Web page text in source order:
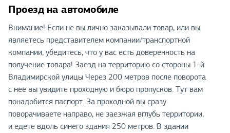
Проезд на автомобиле
Внимание! Если не вы лично заказывали товар, или вы
являетесь представителем компании/транспортной
компании, убедитесь, что у вас есть доверенность на
получение товара! Заезд на территорию со стороны 1-й
Владимирской улицы Через 200 метров после поворота
с неё вы увидите проходную и бюро пропусков. Тут вам
понадобится паспорт. За проходной вы сразу
поворачиваете направо, не заезжая вглубь территории,
и едете вдоль синего здания 250 метров. В здании